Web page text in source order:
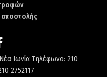
αποστολής
Ιωνία Τηλέφωνο: 210
2752117